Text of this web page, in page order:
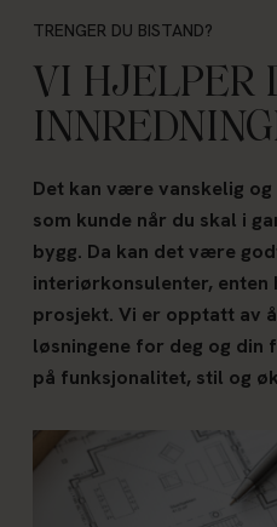
TRENGER DU BISTAND?
VI HJELPER
Det kan være vanskelig
som kunde når du skal i
bygg. Da kan det være
interiørkonsulenter,
prosjekt. Vi er opptatt av
løsningene for deg og din
på funksjonalitet, stil og